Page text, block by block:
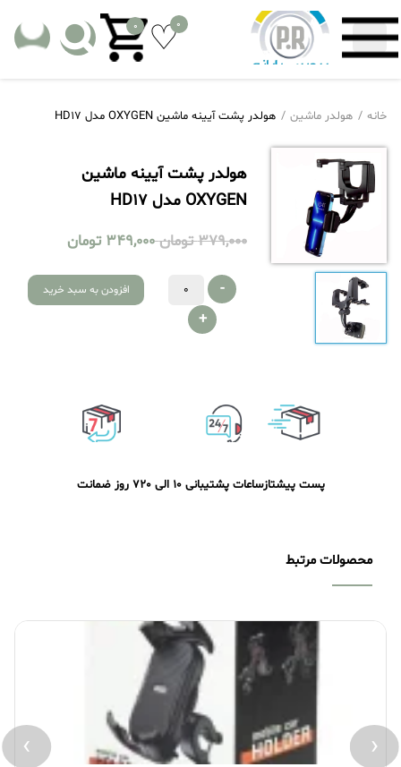
0
0
خانه هولدر ماشین هولدر پشت آیینه ماشین OXYGEN مدل HD17
هولدر پشت آیینه ماشین
OXYGEN مدل HD17
379,000 تومان 349,000 تومان
-
+
افزودن به سبد خرید
پست پیشتازساعات پشتیبانی 10 الی 20 7 روز ضمانت
محصولات مرتبط
‹
›